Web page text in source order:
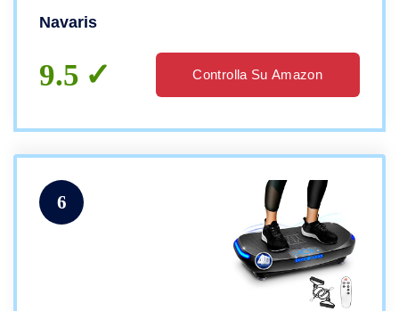
Bande Elastiche – Max 120kg
Navaris
9.5 Controlla Su Amazon
6